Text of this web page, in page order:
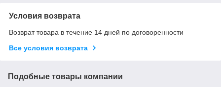
Условия возврата
Возврат товара в течение 14 дней по договоренности
Все условия возврата
Подобные товары компании